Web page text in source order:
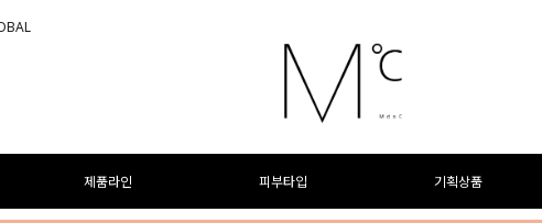
제품라인 피부타입 기획상품